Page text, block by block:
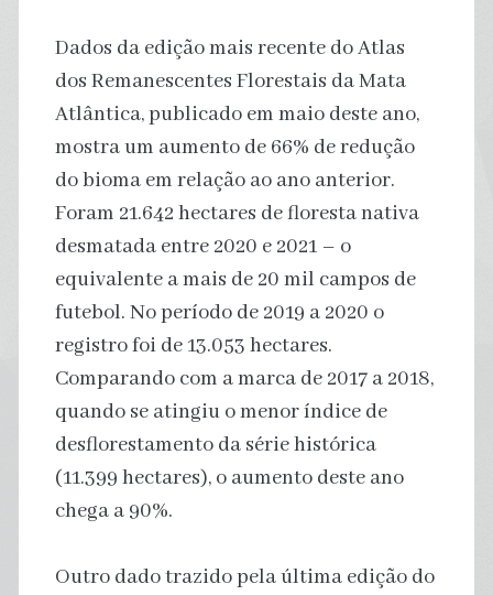
Dados da edição mais recente do Atlas
dos Remanescentes Florestais da Mata
Atlântica, publicado em maio deste ano,
mostra um aumento de 66% de redução
do bioma em relação ao ano anterior.
Foram 21.642 hectares de floresta nativa
desmatada entre 2020 e 2021 – o
equivalente a mais de 20 mil campos de
futebol. No período de 2019 a 2020 o
registro foi de 13.053 hectares.
Comparando com a marca de 2017 a 2018,
quando se atingiu o menor índice de
desflorestamento da série histórica
(11.399 hectares), o aumento deste ano
chega a 90%.
Outro dado trazido pela última edição do